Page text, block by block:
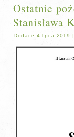
Ostatnie
Stanisława
Dodane 4 lipca 2019